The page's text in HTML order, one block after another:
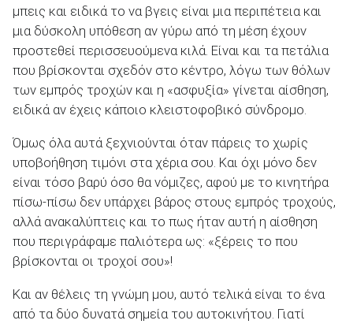
μπεις και ειδικά το να βγεις είναι μια περιπέτεια και
μια δύσκολη υπόθεση αν γύρω από τη μέση έχουν
προστεθεί περισσευούμενα κιλά. Είναι και τα πετάλια
που βρίσκονται σχεδόν στο κέντρο, λόγω των θόλων
των εμπρός τροχών και η «ασφυξία» γίνεται αίσθηση,
ειδικά αν έχεις κάποιο κλειστοφοβικό σύνδρομο.
Όμως όλα αυτά ξεχνιούνται όταν πάρεις το χωρίς
υποβοήθηση τιμόνι στα χέρια σου. Και όχι μόνο δεν
είναι τόσο βαρύ όσο θα νόμιζες, αφού με το κινητήρα
πίσω-πίσω δεν υπάρχει βάρος στους εμπρός τροχούς,
αλλά ανακαλύπτεις και το πως ήταν αυτή η αίσθηση
που περιγράφαμε παλιότερα ως: «ξέρεις το που
βρίσκονται οι τροχοί σου»!
Και αν θέλεις τη γνώμη μου, αυτό τελικά είναι το ένα
από τα δύο δυνατά σημεία του αυτοκινήτου. Γιατί